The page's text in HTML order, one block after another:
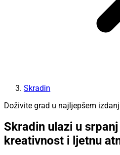
Skradin
Doživite grad u najljepšem
Skradin ulazi u
kreativnost i ljetnu